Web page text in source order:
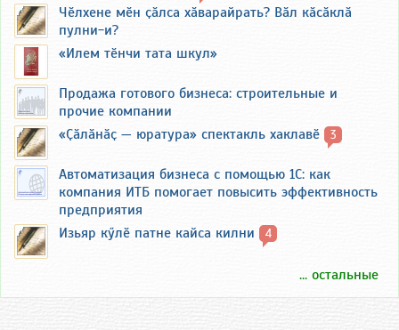
Чӗлхене мӗн ҫӑлса хӑварайрать? Вӑл кӑсӑклӑ
пулни-и?
«Илем тӗнчи тата шкул»
Продажа готового бизнеса: строительные и
прочие компании
«Ҫӑлӑнӑҫ — юратура» спектакль хаклавӗ
3
Автоматизация бизнеса с помощью 1С: как
компания ИТБ помогает повысить эффективность
предприятия
Изьяр кӳлӗ патне кайса килни
4
... остальные